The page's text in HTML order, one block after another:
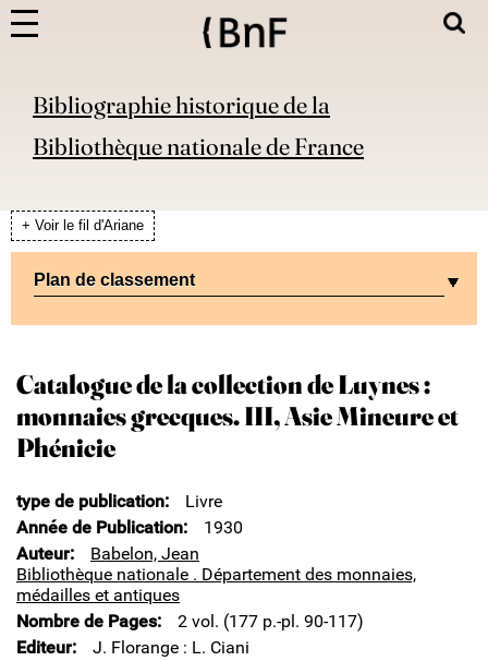
Bibliographie historique de la
Bibliothèque nationale de France
+ Voir le fil d'Ariane
Plan de classement
Catalogue de la collection de Luynes :
monnaies grecques. III, Asie Mineure et
Phénicie
type de publication
Livre
Année de Publication
1930
Auteur
Babelon, Jean
Bibliothèque nationale . Département des monnaies,
médailles et antiques
Nombre de Pages
2 vol. (177 p.-pl. 90-117)
Editeur
J. Florange : L. Ciani